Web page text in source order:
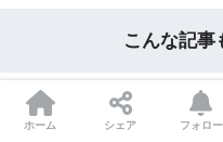
こんな記事
【
ホーム シェア フォロー